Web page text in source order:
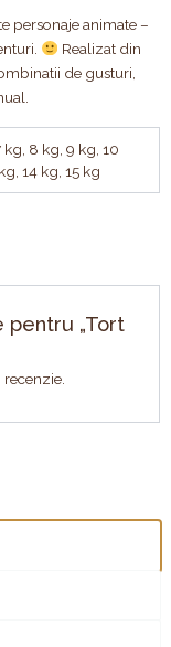
personaje animate –
Realizat din
de gusturi,
kg, 8 kg, 9 kg, 10
14 kg, 15 kg
pentru „Tort